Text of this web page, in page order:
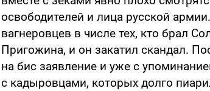
освободителей и лица русской
вагнеровцев в числе тех, кто брал
Пригожина, и он закатил скандал.
на бис заявление и уже с
с кадыровцами, которых долго